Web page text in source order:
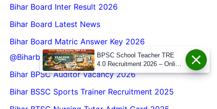
Bihar Board Inter Result 2026
Bihar Board Latest News
Bihar Board Matric Answer Key 2026
@biharboardonline.com
Bihar BPSC Auditor Vacancy 2026
Bihar BSSC Sports Trainer Recruitment 2025
BPSC School Teacher TRE
4.0 Recruitment 2026 – Online
Form, Eligibility, Vacancy,
Date, Apply Process